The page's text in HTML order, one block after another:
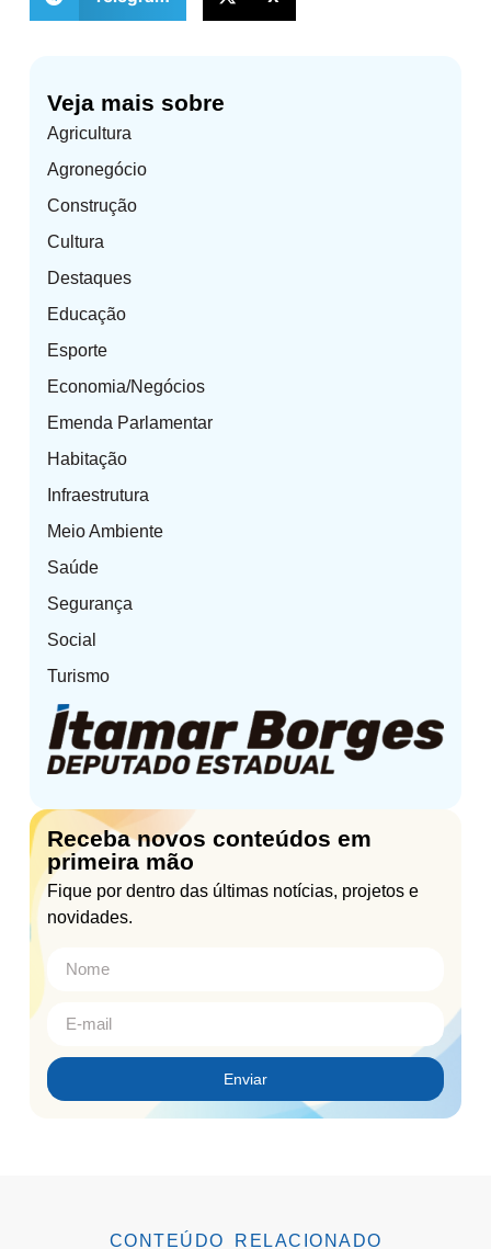
Veja mais sobre
Agricultura
Agronegócio
Construção
Cultura
Destaques
Educação
Esporte
Economia/Negócios
Emenda Parlamentar
Habitação
Infraestrutura
Meio Ambiente
Saúde
Segurança
Social
Turismo
Receba novos conteúdos em
primeira mão
Fique por dentro das últimas notícias, projetos e
novidades.
Enviar
CONTEÚDO RELACIONADO